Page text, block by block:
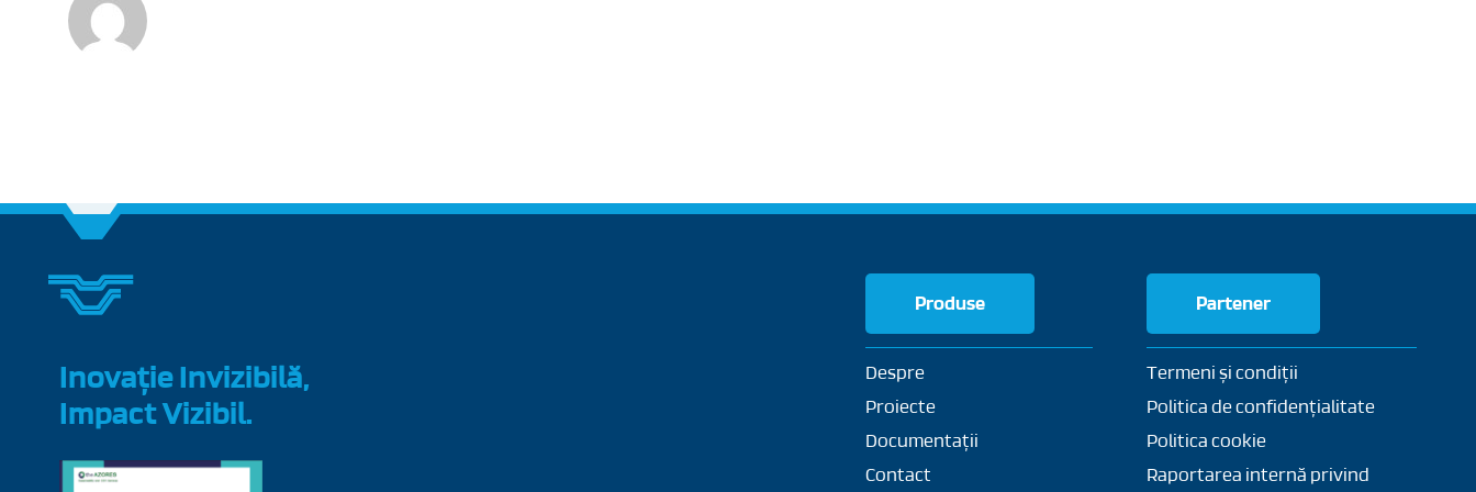
Inovație Invizibilă,
Impact Vizibil.
Produse
Despre
Proiecte
Documentații
Contact
Partener
Termeni și condiții
Politica de confidențialitate
Politica cookie
Raportarea internă privind